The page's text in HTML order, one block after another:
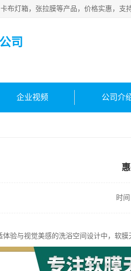
司
企业视频 公司介
时
体验与视觉美感的洗浴空间设计中，软